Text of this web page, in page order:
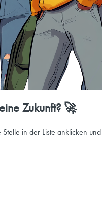
Zukunft? 🚀
in der Liste anklicken